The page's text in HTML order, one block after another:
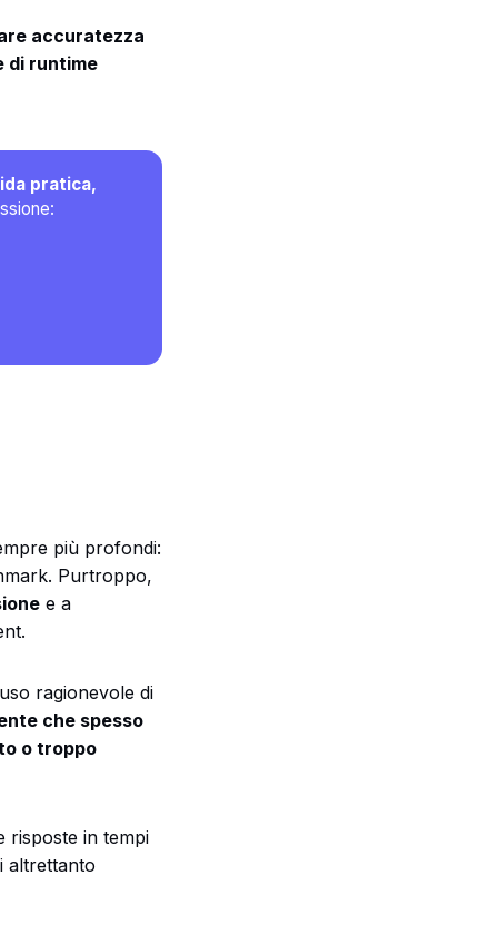
accuratezza
di runtime
pratica,
più profondi:
Purtroppo,
e a
ragionevole di
che spesso
o troppo
risposte in tempi
altrettanto